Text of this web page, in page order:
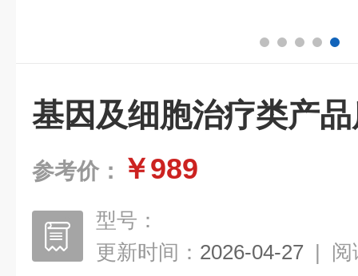
基因及细胞治疗类产
参考价： ￥989
型号：
更新时间： 2026-04-27 | 阅